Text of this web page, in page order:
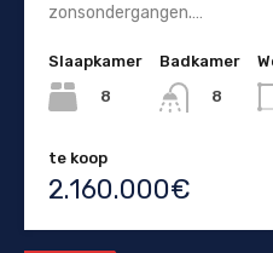
zonsondergangen.…
Slaapkamer
8
Badkamer
8
te koop
2.160.000€